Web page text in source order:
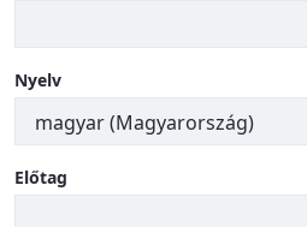
Nyelv
Előtag